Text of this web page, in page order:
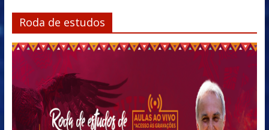
Roda de estudos